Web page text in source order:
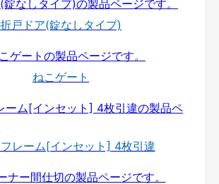
折戸ドア(錠なしタイプ)
ねこゲート
レーム[インセット] 4枚引違